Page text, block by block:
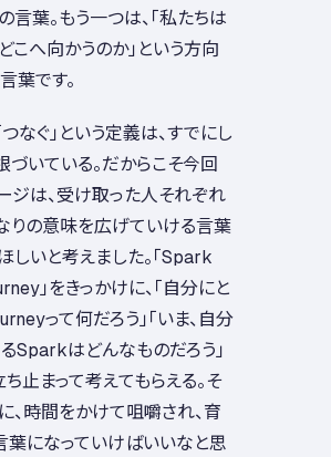
言葉。もう一つは、「私たちは
こへ向かうのか」という方向
葉です。
なぐ」という定義は、すでにし
づいている。だからこそ今回
ジは、受け取った人それぞれ
りの意味を広げていける言葉
しいと考えました。「Spark
」をきっかけに、「自分にと
って何だろう」「いま、自分
Sparkはどんなものだろう」
ち止まって考えてもらえる。そ
、時間をかけて咀嚼され、育
葉になっていけばいいなと思